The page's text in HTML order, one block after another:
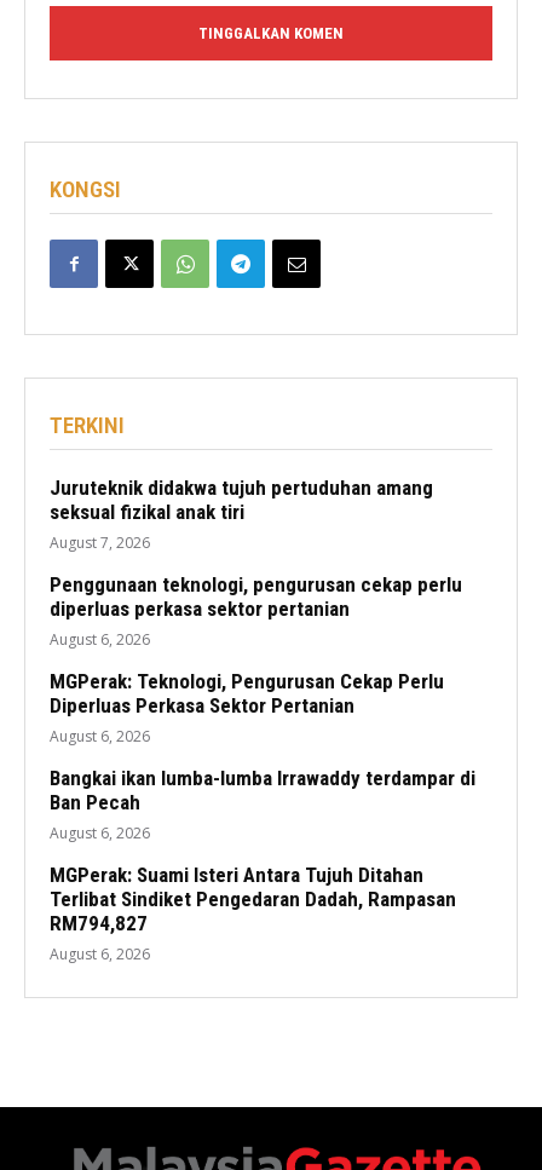
KONGSI
TERKINI
Juruteknik didakwa tujuh pertuduhan amang
seksual fizikal anak tiri
August 7, 2026
Penggunaan teknologi, pengurusan cekap perlu
diperluas perkasa sektor pertanian
August 6, 2026
MGPerak: Teknologi, Pengurusan Cekap Perlu
Diperluas Perkasa Sektor Pertanian
August 6, 2026
Bangkai ikan lumba-lumba Irrawaddy terdampar di
Ban Pecah
August 6, 2026
MGPerak: Suami Isteri Antara Tujuh Ditahan
Terlibat Sindiket Pengedaran Dadah, Rampasan
RM794,827
August 6, 2026